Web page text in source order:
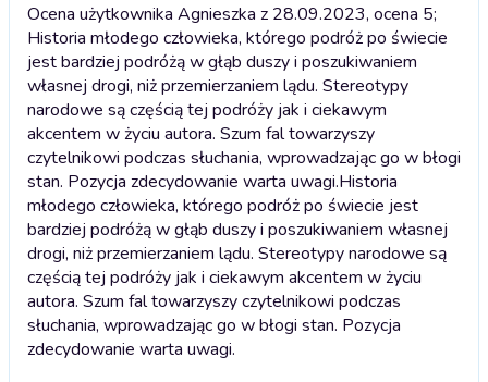
Ocena użytkownika Agnieszka z 28.09.2023, ocena 5;
Historia młodego człowieka, którego podróż po świecie
jest bardziej podróżą w głąb duszy i poszukiwaniem
własnej drogi, niż przemierzaniem lądu. Stereotypy
narodowe są częścią tej podróży jak i ciekawym
akcentem w życiu autora. Szum fal towarzyszy
czytelnikowi podczas słuchania, wprowadzając go w błogi
stan. Pozycja zdecydowanie warta uwagi.Historia
młodego człowieka, którego podróż po świecie jest
bardziej podróżą w głąb duszy i poszukiwaniem własnej
drogi, niż przemierzaniem lądu. Stereotypy narodowe są
częścią tej podróży jak i ciekawym akcentem w życiu
autora. Szum fal towarzyszy czytelnikowi podczas
słuchania, wprowadzając go w błogi stan. Pozycja
zdecydowanie warta uwagi.